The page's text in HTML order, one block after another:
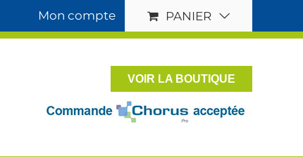
Mon compte PANIER
VOIR LA BOUTIQUE